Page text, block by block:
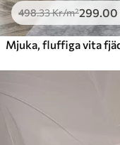
498.33Kr/m²299.00